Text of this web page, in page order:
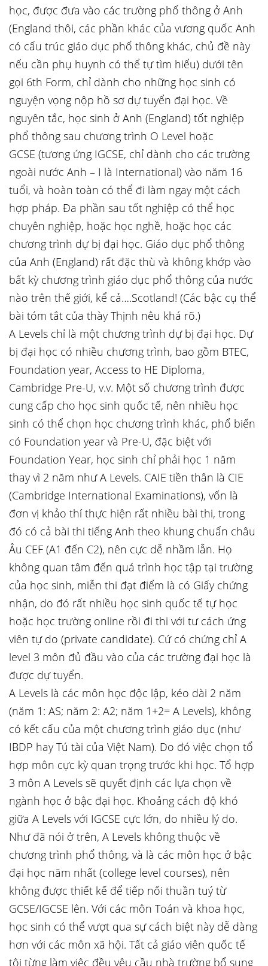
học, được đưa vào các trường phổ thông ở Anh
(England thôi, các phần khác của vương quốc Anh
có cấu trúc giáo dục phổ thông khác, chủ đề này
nếu cần phụ huynh có thể tự tìm hiểu) dưới tên
gọi 6th Form, chỉ dành cho những học sinh có
nguyện vọng nộp hồ sơ dự tuyển đại học. Về
nguyên tắc, học sinh ở Anh (England) tốt nghiệp
phổ thông sau chương trình O Level hoặc
GCSE (tương ứng IGCSE, chỉ dành cho các trường
ngoài nước Anh – I là International) vào năm 16
tuổi, và hoàn toàn có thể đi làm ngay một cách
hợp pháp. Đa phần sau tốt nghiệp có thể học
chuyên nghiệp, hoặc học nghề, hoặc học các
chương trình dự bị đại học. Giáo dục phổ thông
của Anh (England) rất đặc thù và không khớp vào
bất kỳ chương trình giáo dục phổ thông của nước
nào trên thế giới, kể cả….Scotland! (Các bậc cụ thể
bài tóm tắt của thày Thịnh nêu khá rõ.)
A Levels chỉ là một chương trình dự bị đại học. Dự
bị đại học có nhiều chương trình, bao gồm BTEC,
Foundation year, Access to HE Diploma,
Cambridge Pre-U, v.v. Một số chương trình được
cung cấp cho học sinh quốc tế, nên nhiều học
sinh có thể chọn học chương trình khác, phổ biến
có Foundation year và Pre-U, đặc biệt với
Foundation Year, học sinh chỉ phải học 1 năm
thay vì 2 năm như A Levels. CAIE tiền thân là CIE
(Cambridge International Examinations), vốn là
đơn vị khảo thí thực hiện rất nhiều bài thi, trong
đó có cả bài thi tiếng Anh theo khung chuẩn châu
Âu CEF (A1 đến C2), nên cực dễ nhầm lẫn. Họ
không quan tâm đến quá trình học tập tại trường
của học sinh, miễn thi đạt điểm là có Giấy chứng
nhận, do đó rất nhiều học sinh quốc tế tự học
hoặc học trường online rồi đi thi với tư cách ứng
viên tự do (private candidate). Cứ có chứng chỉ A
level 3 môn đủ đầu vào của các trường đại học là
được dự tuyển.
A Levels là các môn học độc lập, kéo dài 2 năm
(năm 1: AS; năm 2: A2; năm 1+2= A Levels), không
có kết cấu của một chương trình giáo dục (như
IBDP hay Tú tài của Việt Nam). Do đó việc chọn tổ
hợp môn cực kỳ quan trọng trước khi học. Tổ hợp
3 môn A Levels sẽ quyết định các lựa chọn về
ngành học ở bậc đại học. Khoảng cách độ khó
giữa A Levels với IGCSE cực lớn, do nhiều lý do.
Như đã nói ở trên, A Levels không thuộc về
chương trình phổ thông, và là các môn học ở bậc
đại học năm nhất (college level courses), nên
không được thiết kế để tiếp nối thuần tuý từ
GCSE/IGCSE lên. Với các môn Toán và khoa học,
học sinh có thể vượt qua sự cách biệt này dễ dàng
hơn với các môn xã hội. Tất cả giáo viên quốc tế
tôi từng làm việc đều yêu cầu nhà trường bổ sung